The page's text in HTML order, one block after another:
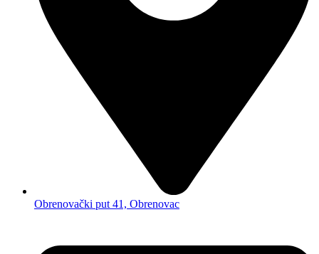
Obrenovački put 41, Obrenovac